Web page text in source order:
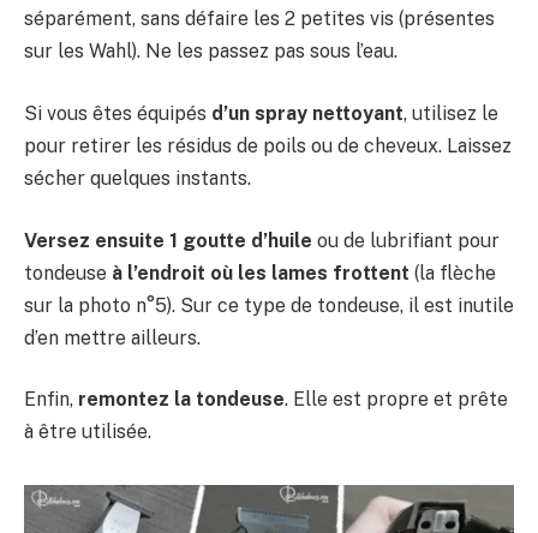
séparément, sans défaire les 2 petites vis (présentes
sur les Wahl). Ne les passez pas sous l’eau.
Si vous êtes équipés d’un spray nettoyant, utilisez le
pour retirer les résidus de poils ou de cheveux. Laissez
sécher quelques instants.
Versez ensuite 1 goutte d’huile ou de lubrifiant pour
tondeuse à l’endroit où les lames frottent (la flèche
sur la photo n°5). Sur ce type de tondeuse, il est inutile
d’en mettre ailleurs.
Enfin, remontez la tondeuse. Elle est propre et prête
à être utilisée.